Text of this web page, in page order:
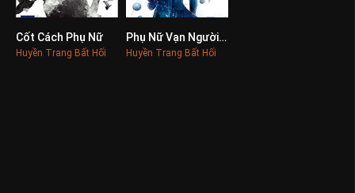
Cốt Cách Phụ Nữ
Huyền Trang Bất Hối
0Phụ Nữ Vạn Người Mê
Huyền Trang Bất Hối